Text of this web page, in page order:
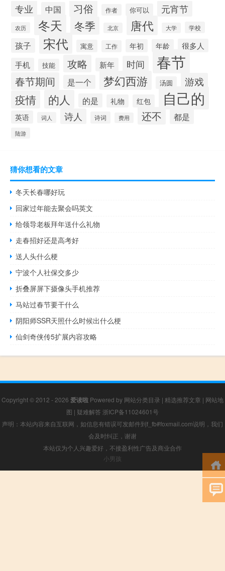
专业 中国 习俗 作者 你可以 元宵节
农历 冬天 冬季 北京 唐代 大学 学校
孩子 宋代 寓意 工作 年初 年龄
很多人
手机
技能 攻略 新年 时间 春节
春节期间 是一个 梦幻西游 汤圆 游戏
疫情 的人 的是 礼物 红包 自己的
英语 词人 诗人 诗词 费用 还不 都是
陆游
猜你想看的文章
冬天长春哪好玩
回家过年能去聚会吗英文
给领导老板拜年送什么礼物
走春招好还是高考好
送人头什么梗
宁波个人社保交多少
折叠屏屏下摄像头手机推荐
马站过春节要干什么
阴阳师SSR天照什么时候出什么梗
仙剑奇侠传5扩展内容攻略
Copyright © 2012 - 2026 爱读啦 Powered by 网站分类目录 | 精选推荐文章 | 网站地
图 | 疑难解答 浙ICP备11024601号
声明：本站内容来自互联网，如信息有错误可发邮件到f_fb#foxmail.com说明，我们
会及时纠正，谢谢
本站仅为个人兴趣爱好，不接盈利性广告及商业合作
小男孩